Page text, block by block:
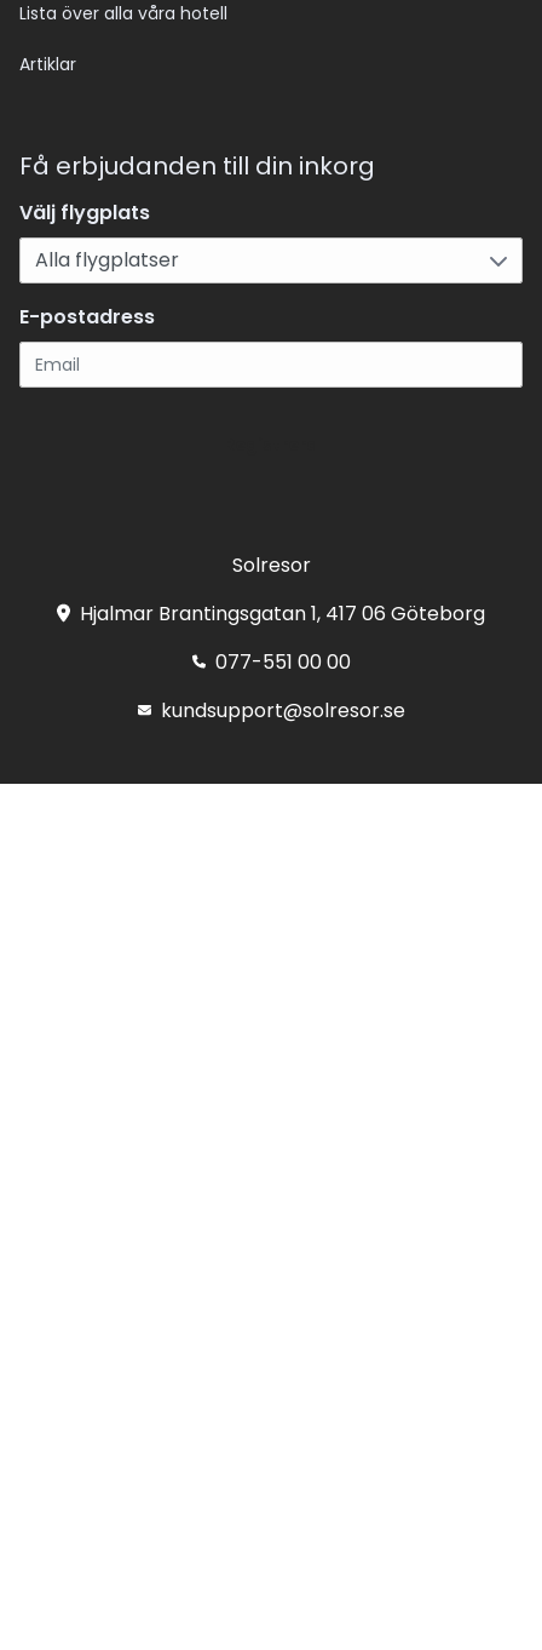
Lista över alla våra hotell
Artiklar
Få erbjudanden till din inkorg
Välj flygplats
E-postadress
Solresor
Hjalmar Brantingsgatan 1, 417 06 Göteborg
077-551 00 00
kundsupport@solresor.se